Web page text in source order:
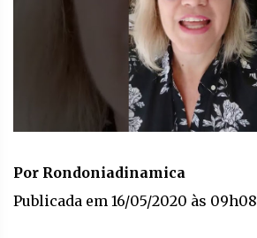
Por Rondoniadinamica
Publicada em 16/05/2020 às 09h08